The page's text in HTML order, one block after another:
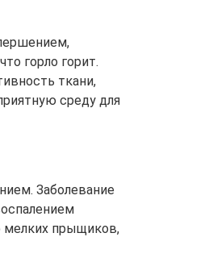
горло горит.
ткани,
среду для
Заболевание
мелких прыщиков,